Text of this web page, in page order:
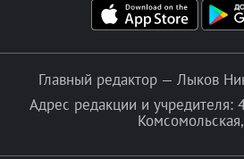
Главный редактор — Лыков
Адрес редакции и учредителя: